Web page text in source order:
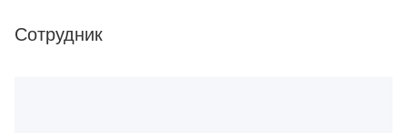
Сотрудник